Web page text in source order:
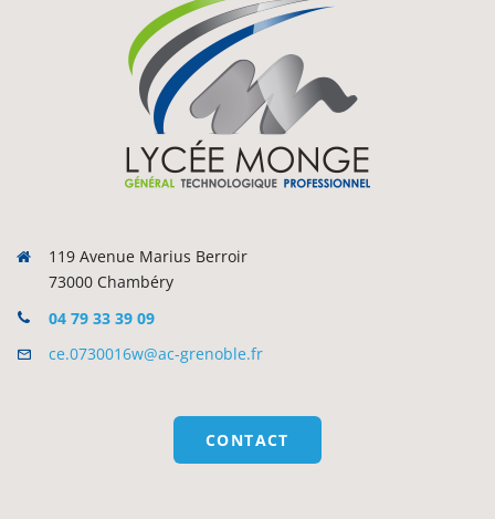
119 Avenue Marius Berroir
73000 Chambéry
04 79 33 39 09
ce.0730016w@ac-grenoble.fr
CONTACT